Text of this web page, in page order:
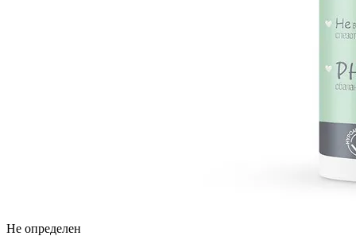
Не определен